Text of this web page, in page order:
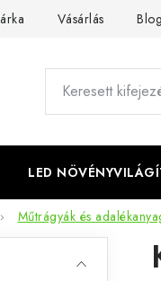
Vásárlás Blog
LED
Műtrágyák és